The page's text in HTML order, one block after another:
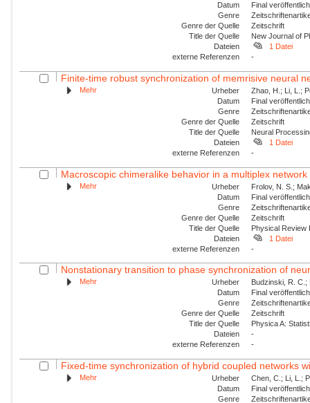
Datum
Final
Genre
Genre der Quelle
Zeitschrift
Title der Quelle
New Journal of
Dateien
1 Datei
externe Referenzen
-
Finite-time robust synchronization of memrisive neural
Mehr Urheber
Zhao, H.; Li, L.;
Datum
Final
Genre
Genre der Quelle
Zeitschrift
Title der Quelle
Neural
Dateien
1 Datei
externe Referenzen
-
Macroscopic chimeralike behavior in a multiplex network
Mehr Urheber
Frolov, N. S.;
Datum
Final
Genre
Genre der Quelle
Zeitschrift
Title der Quelle
Physical Review
Dateien
1 Datei
externe Referenzen
-
Nonstationary transition to phase synchronization of
Mehr Urheber
Budzinski, R. C.;
Datum
Final
Genre
Genre der Quelle
Zeitschrift
Title der Quelle
Physica A:
Dateien
-
externe Referenzen
-
Fixed-time synchronization of hybrid coupled networks
Mehr Urheber
Chen, C.; Li, L.;
Datum
Final
Genre